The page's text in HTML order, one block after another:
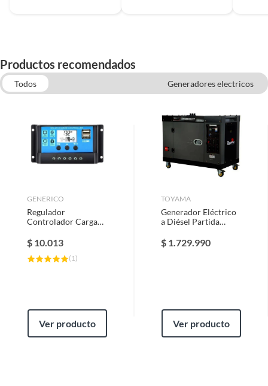
Productos recomendados
Todos
Generadores electricos
GENERICO
Regulador
Controlador Carga
30a
$ 10.013
( 1)
Ver producto
TOYAMA
Generador Eléctrico
a Diésel Partida
$ 1.729.990
Ver producto